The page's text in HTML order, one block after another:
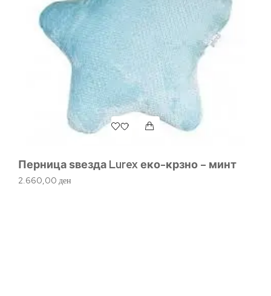
Перница ѕвезда Lurex еко-крзно – минт
2.660,00 ден